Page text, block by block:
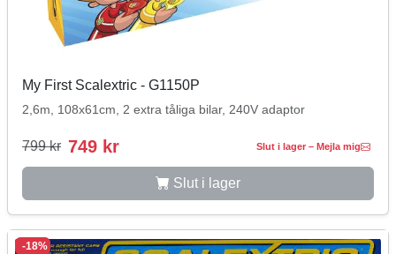
My First Scalextric - G1150P
2,6m, 108x61cm, 2 extra tåliga bilar, 240V adaptor
799 kr 749 kr Slut i lager – Mejla mig
Slut i lager
-18%